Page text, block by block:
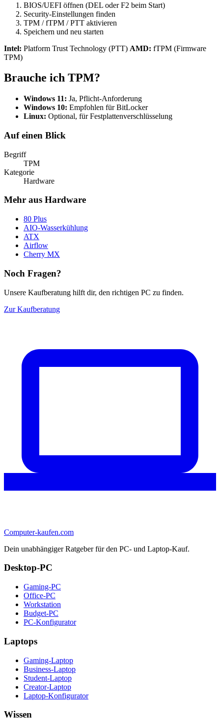
BIOS/UEFI öffnen (DEL oder F2 beim Start)
Security-Einstellungen finden
TPM / fTPM / PTT aktivieren
Speichern und neu starten
Intel: Platform Trust Technology (PTT) AMD: fTPM (Firmware
TPM)
Brauche ich TPM?
Windows 11: Ja, Pflicht-Anforderung
Windows 10: Empfohlen für BitLocker
Linux: Optional, für Festplattenverschlüsselung
Auf einen Blick
Begriff
TPM
Kategorie
Hardware
Mehr aus Hardware
80 Plus
AIO-Wasserkühlung
ATX
Airflow
Cherry MX
Noch Fragen?
Unsere Kaufberatung hilft dir, den richtigen PC zu finden.
Zur Kaufberatung
Computer-kaufen.com
Dein unabhängiger Ratgeber für den PC- und Laptop-Kauf.
Desktop-PC
Gaming-PC
Office-PC
Workstation
Budget-PC
PC-Konfigurator
Laptops
Gaming-Laptop
Business-Laptop
Student-Laptop
Creator-Laptop
Laptop-Konfigurator
Wissen